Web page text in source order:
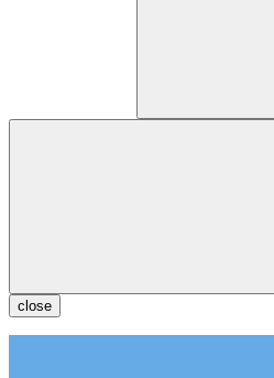
close